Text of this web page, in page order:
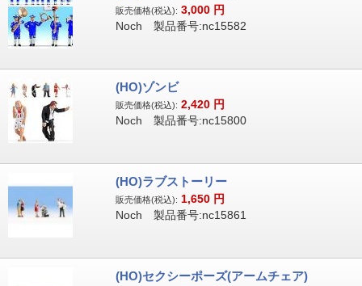
販売価格(税込): 3,000 円
Noch 製品番号:nc15582
(HO)ゾンビ
販売価格(税込): 2,420 円
Noch 製品番号:nc15800
(HO)ラブストーリー
販売価格(税込): 1,650 円
Noch 製品番号:nc15861
(HO)セクシーポーズ(アームチェア)